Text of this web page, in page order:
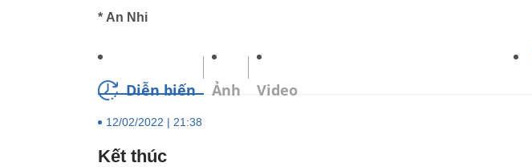
* An Nhi
Diễn biến Ảnh Video
12/02/2022 | 21:38
Kết thúc